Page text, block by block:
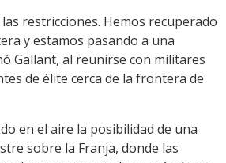
restricciones. Hemos recuperado
y estamos pasando a una
Gallant, al reunirse con militares
de élite cerca de la frontera de
en el aire la posibilidad de una
sobre la Franja, donde las